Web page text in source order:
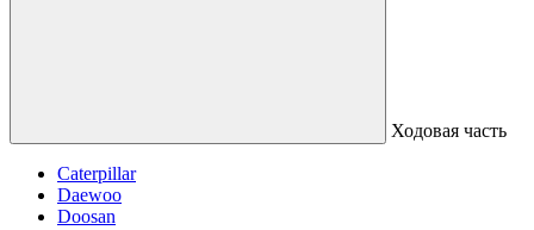
Ходовая часть
Caterpillar
Daewoo
Doosan